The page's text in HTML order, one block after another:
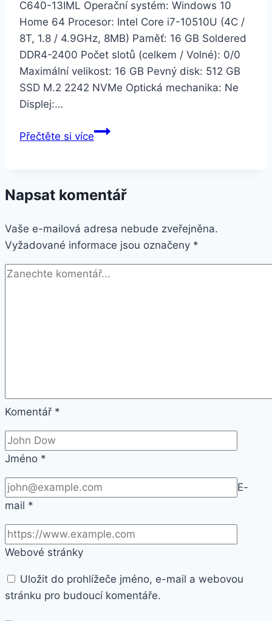
C640-13IML Operační systém: Windows 10
Home 64 Procesor: Intel Core i7-10510U (4C /
8T, 1.8 / 4.9GHz, 8MB) Paměť: 16 GB Soldered
DDR4-2400 Počet slotů (celkem / Volné): 0/0
Maximální velikost: 16 GB Pevný disk: 512 GB
SSD M.2 2242 NVMe Optická mechanika: Ne
Displej:…
Přečtěte si víceLenovo
šedý
Napsat komentář
Vaše e-mailová adresa nebude zveřejněna.
Vyžadované informace jsou označeny *
Komentář *
Jméno *
E-
mail *
Webové stránky
Uložit do prohlížeče jméno, e-mail a webovou
stránku pro budoucí komentáře.